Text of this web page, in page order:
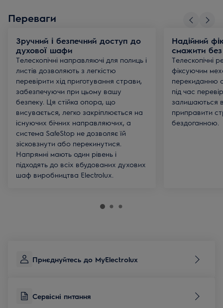
Переваги
Зручний і безпечний доступ до
духової шафи
Телескопічні направляючі для полиць і
листів дозволяють з легкістю
перевірити хід приготування страви,
забезпечуючи при цьому вашу
безпеку. Ця стійка опора, що
висувається, легко закріплюється на
існуючих бічних направляючих, а
система SafeStop не дозволяє їй
зісковзнути або перекинутися.
Напрямні мають один рівень і
підходять до всіх вбудованих духових
шаф виробництва Electrolux.
Надійний
смажити
Телескопічні
фіксуючим
перекиданню
під час
залишаються
приправити
бездоганною.
Приєднуйтесь до MyElectrolux
Сервісні питання